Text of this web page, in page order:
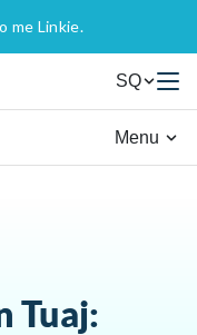
me Linkie.
SQ
Menu
Tuaj: